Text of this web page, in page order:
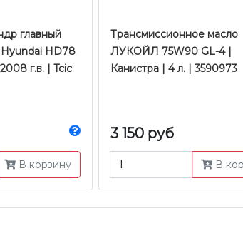
главный
Hyundai HD78
г.в. | Tcic
В корзину
Трансмиссионное масло
ЛУКОЙЛ 75W90 GL-4 |
Канистра | 4 л. | 3590973
3 150 руб
В